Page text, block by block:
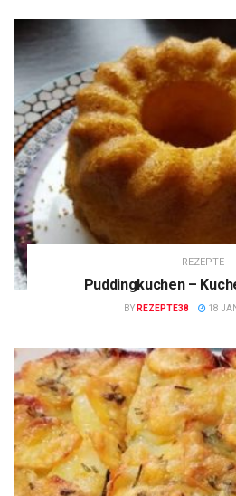
REZEPTE
Puddingkuchen –
BY REZEPTE38 18